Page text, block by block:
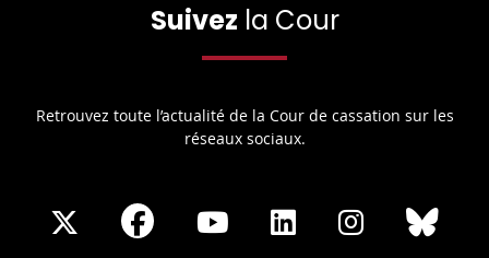
Suivez la Cour
Retrouvez toute l’actualité de la Cour de cassation sur les
réseaux sociaux.
ShareShare
Share
Share
Share